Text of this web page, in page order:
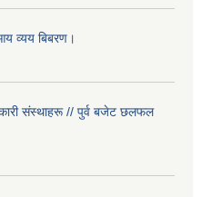
व्यय बिबरण।
संस्थाहरू // पुर्व बजेट छलफल